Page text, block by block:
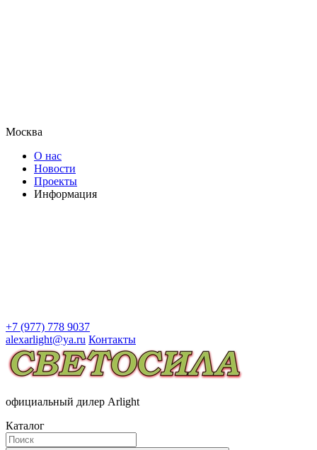
Москва
О нас
Новости
Проекты
Информация
+7 (977) 778 9037
alexarlight@ya.ru Контакты
официальный дилер Arlight
Каталог